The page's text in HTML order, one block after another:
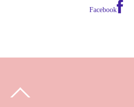
Facebook